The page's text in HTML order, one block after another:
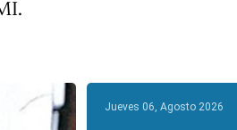
Jueves 06, Agosto 2026